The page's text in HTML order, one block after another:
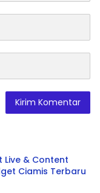
Live & Content
Ciamis Terbaru